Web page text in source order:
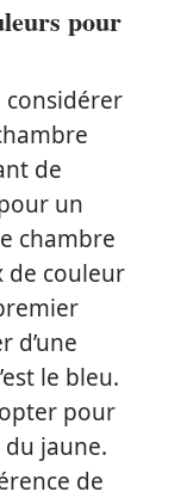
pour
considérer
de
un
chambre
de couleur
d’une
le bleu.
pour
jaune.
de